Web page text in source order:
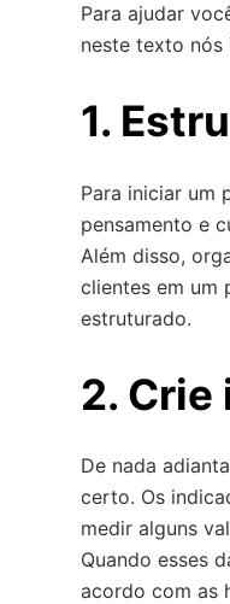
Para ajudar
neste texto nós
1.
Para iniciar um
pensamento e
Além disso,
clientes em um
estruturado.
2. Crie
De nada
certo. Os
medir alguns
Quando esses
acordo com as